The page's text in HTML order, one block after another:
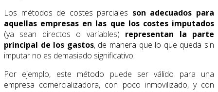
Los métodos de costes parciales son adecuados para
aquellas empresas en las que los costes imputados
(ya sean directos o variables) representan la parte
principal de los gastos, de manera que lo que queda sin
imputar no es demasiado significativo.
Por ejemplo, este método puede ser válido para una
empresa comercializadora, con poco inmovilizado, y con